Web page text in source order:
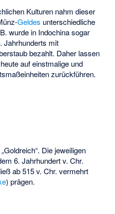
Kulturen nahm dieser
Geldes unterschiedliche
wurde in Indochina sogar
Jahrhunderts mit
bezahlt. Daher lassen
auf einstmalige und
zurückführen.
Die jeweiligen
6. Jahrhundert v. Chr.
ließ ab 515 v. Chr. vermehrt
) prägen.